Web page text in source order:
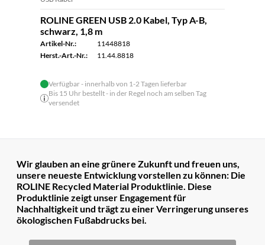
ROLINE GREEN USB 2.0 Kabel, Typ A-B,
schwarz, 1,8 m
Artikel-Nr.:
11448818
Herst.-Art.-Nr.:
11.44.8818
Verfügbar - innerhalb von 1-2 Tagen lieferbar
Bis 15 Uhr bestellt - in der Regel noch am selben Tag
versendet
Wir glauben an eine grünere Zukunft und freuen uns,
unsere neueste Entwicklung vorstellen zu können: Die
ROLINE Recycled Material Produktlinie. Diese
Produktlinie zeigt unser Engagement für
Nachhaltigkeit und trägt zu einer Verringerung unseres
ökologischen Fußabdrucks bei.